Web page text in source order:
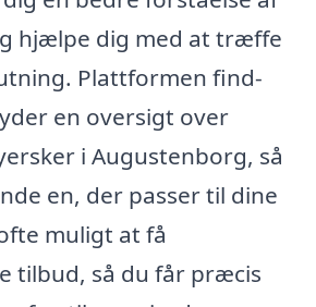
hjælpe dig med at træffe
Plattformen find-
en oversigt over
i Augustenborg, så
en, der passer til dine
muligt at få
tilbud, så du får præcis